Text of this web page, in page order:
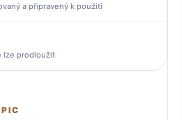
a připravený k použití
lze prodloužit